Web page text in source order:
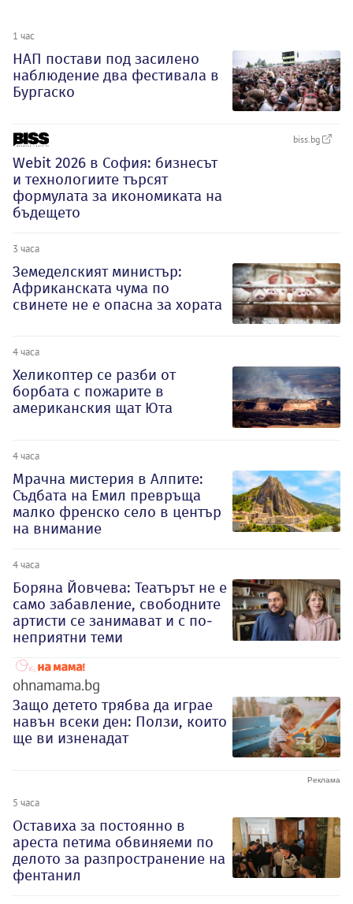
1 час
НАП постави под засилено
наблюдение два фестивала в
Бургаско
biss.bg
Webit 2026 в София: бизнесът
и технологиите търсят
формулата за икономиката на
бъдещето
3 часа
Земеделският министър:
Африканската чума по
свинете не е опасна за хората
4 часа
Хеликоптер се разби от
борбата с пожарите в
американския щат Юта
4 часа
Мрачна мистерия в Алпите:
Съдбата на Емил превръща
малко френско село в център
на внимание
4 часа
Боряна Йовчева: Театърът не е
само забавление, свободните
артисти се занимават и с по-
неприятни теми
ohnamama.bg
Защо детето трябва да играе
навън всеки ден: Ползи, които
ще ви изненадат
5 часа
Оставиха за постоянно в
ареста петима обвиняеми по
делото за разпространение на
фентанил